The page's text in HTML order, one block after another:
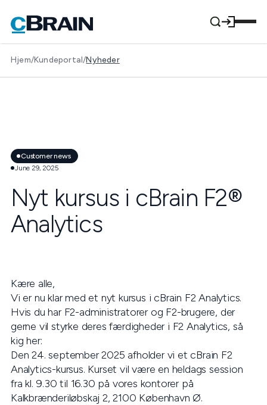
Hjem/Kundeportal/Nyheder
Customer news
June 29, 2025
Nyt kursus i cBrain F2®
Analytics
Kære alle,
Vi er nu klar med et nyt kursus i cBrain F2 Analytics.
Hvis du har F2-administratorer og F2-brugere, der
gerne vil styrke deres færdigheder i F2 Analytics, så
kig her:
Den 24. september 2025 afholder vi et cBrain F2
Analytics-kursus. Kurset vil være en heldags session
fra kl. 9.30 til 16.30 på vores kontorer på
Kalkbrænderiløbskaj 2, 2100 København Ø.